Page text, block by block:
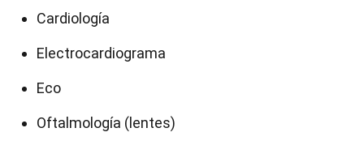
Cardiología
Electrocardiograma
Eco
Oftalmología (lentes)